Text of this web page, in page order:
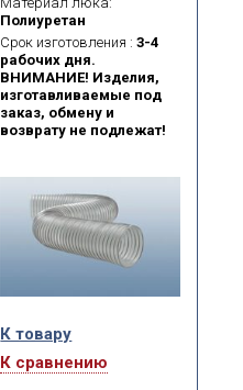
Служит для
транспортировки
абразивных веществ
(пыль, порошок, волокна,
стружка, опилки) и
газообразных сред
(масляные испарения,
сварочный дым).
Полиуретан
Срок изготовления :3-4
рабочих дня.
ВНИМАНИЕ! Изделия,
изготавливаемые под
заказ, обмену и
возврату не подлежат!
К товару
К сравнению